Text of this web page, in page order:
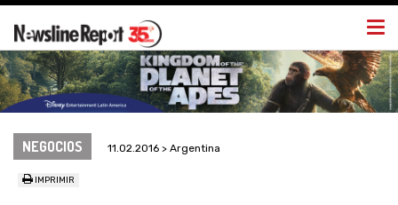
NEGOCIOS 11.02.2016 > Argentina
IMPRIMIR